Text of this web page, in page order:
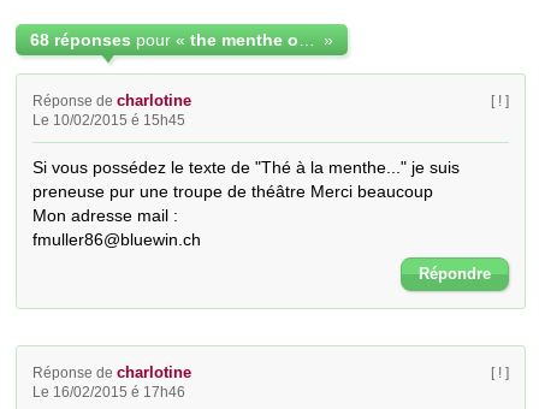
68 réponses pour « »
Réponse decharlotine
Le 10/02/2015 é 15h45
[ ! ]
Si vous possédez le texte de "Thé à la menthe..." je suis
preneuse pur une troupe de théâtre Merci beaucoup
Mon adresse mail :
fmuller86@bluewin.ch
Répondre
Réponse decharlotine
Le 16/02/2015 é 17h46
[ ! ]